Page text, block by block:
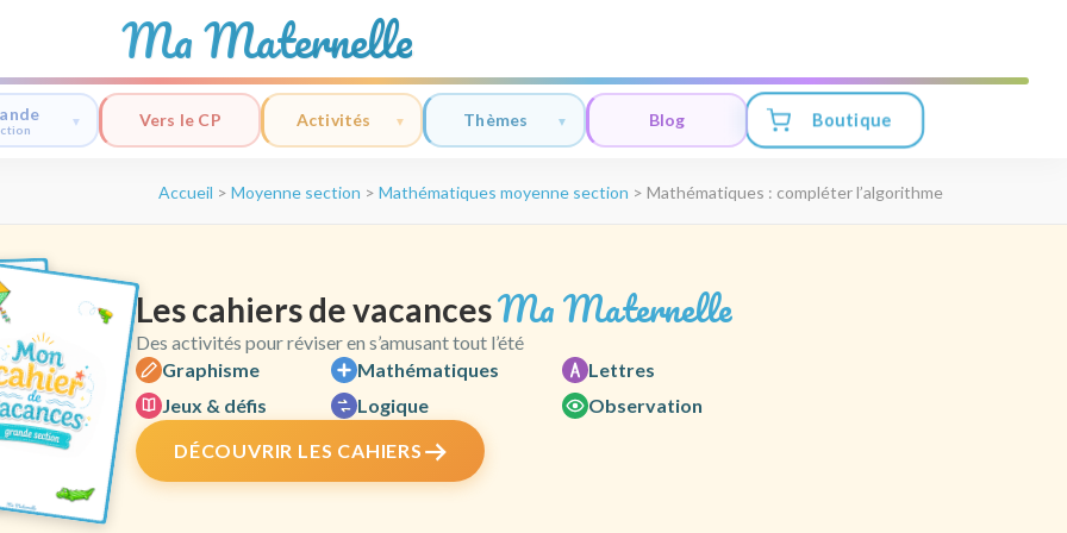
Ma Maternelle
Vers le CP Activités Thèmes Blog Boutique
Accueil > Moyenne section > Mathématiques moyenne section > Mathématiques : compléter l’algorithme
Les cahiers de vacancesMa Maternelle
Des activités pour réviser en s’amusant tout l’été
Graphisme
Mathématiques
Lettres
Jeux & défis
Logique
Observation
DÉCOUVRIR LES CAHIERS